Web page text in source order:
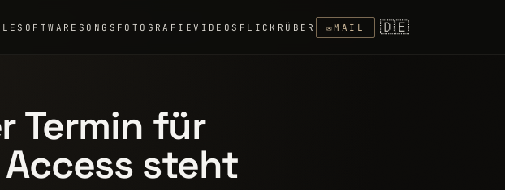
SOFTWARE SONGS FOTOGRAFIEVIDEOS FLICKR ÜBER ✉MAIL 🇩🇪
Termin für
steht